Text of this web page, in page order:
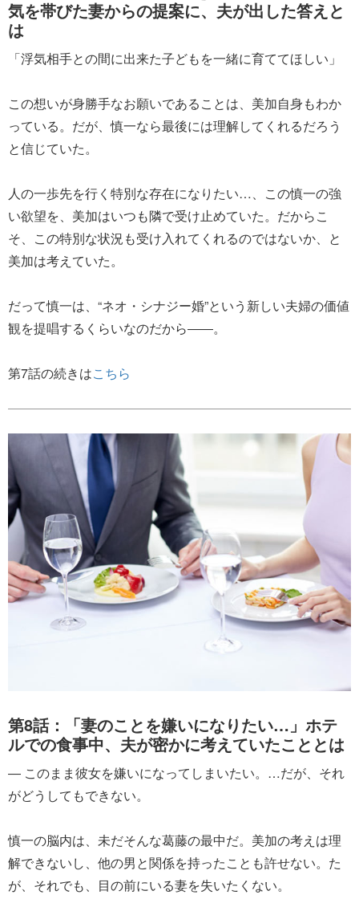
気を帯びた妻からの提案に、夫が出した答えと
は
「浮気相手との間に出来た子どもを一緒に育ててほしい」
この想いが身勝手なお願いであることは、美加自身もわか
っている。だが、慎一なら最後には理解してくれるだろう
と信じていた。
人の一歩先を行く特別な存在になりたい…、この慎一の強
い欲望を、美加はいつも隣で受け止めていた。だからこ
そ、この特別な状況も受け入れてくれるのではないか、と
美加は考えていた。
だって慎一は、“ネオ・シナジー婚”という新しい夫婦の価値
観を提唱するくらいなのだから――。
第7話の続きはこちら
第8話：「妻のことを嫌いになりたい…」ホテ
ルでの食事中、夫が密かに考えていたこととは
― このまま彼女を嫌いになってしまいたい。…だが、それ
がどうしてもできない。
慎一の脳内は、未だそんな葛藤の最中だ。美加の考えは理
解できないし、他の男と関係を持ったことも許せない。た
が、それでも、目の前にいる妻を失いたくない。